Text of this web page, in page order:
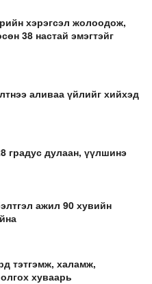
хэрэгсэл жолоодож,
38 настай эмэгтэйг
аливаа үйлийг хийхэд
градус дулаан, үүлшинэ
ажил 90 хувийн
тэтгэмж, халамж,
хуваарь